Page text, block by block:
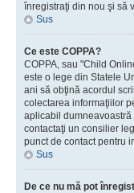
înregistraţi din nou şi să
Sus
Ce este COPPA?
COPPA, sau "Child
este o lege din Statele
ani să obţină acordul
colectarea informaţiilor
aplicabil dumneavoastră
contactaţi un consilier
punct de contact pentru
Sus
De ce nu mă pot